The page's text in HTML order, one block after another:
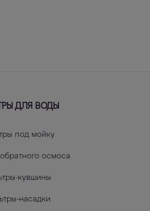
ДЛЯ ВОДЫ
под мойку
осмоса
кувшины
насадки